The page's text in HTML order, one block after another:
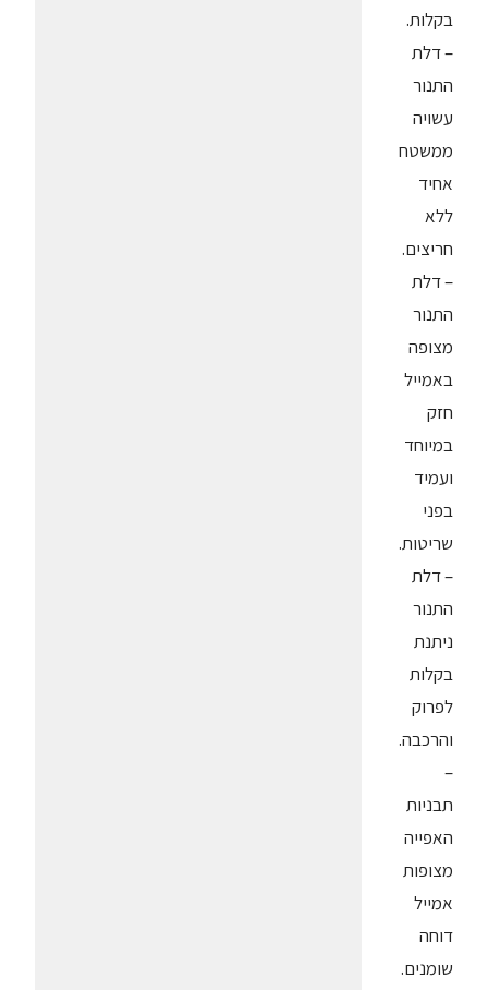
בקלות.
– דלת
התנור
עשויה
ממשטח
אחיד
ללא
חריצים.
– דלת
התנור
מצופה
באמייל
חזק
במיוחד
ועמיד
בפני
שריטות.
– דלת
התנור
ניתנת
בקלות
לפרוק
והרכבה.
–
תבניות
האפייה
מצופות
אמייל
דוחה
שומנים.